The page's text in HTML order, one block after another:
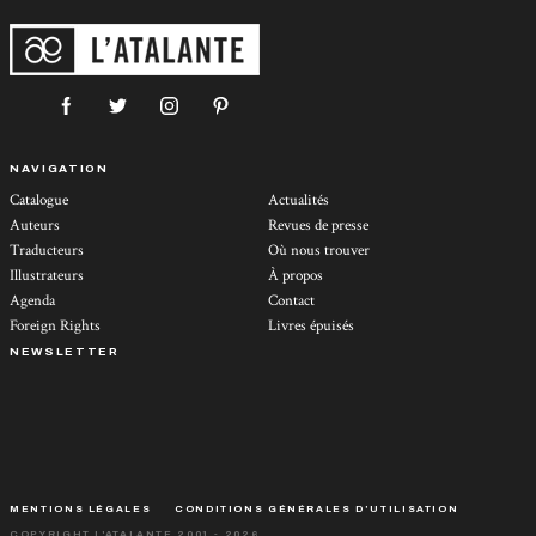
NAVIGATION
Catalogue
Auteurs
Traducteurs
Illustrateurs
Agenda
Foreign Rights
Actualités
Revues de presse
Où nous trouver
À propos
Contact
Livres épuisés
NEWSLETTER
MENTIONS LÉGALES CONDITIONS GÉNÉRALES D’UTILISATION